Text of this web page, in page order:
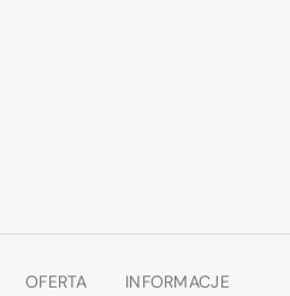
OFERTA INFORMACJE